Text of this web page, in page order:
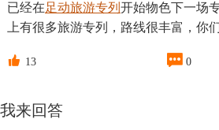
已经在足动旅游专列 开始物色下一场
上有很多旅游专列，路线很丰富，你
 13  0
我来回答